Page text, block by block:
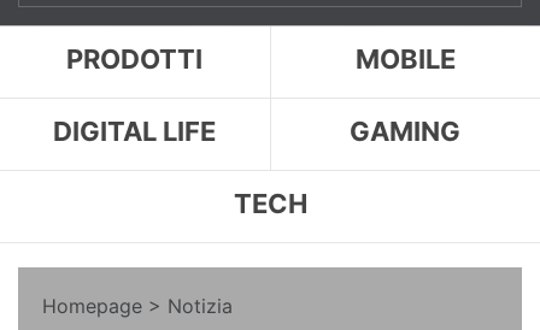
PRODOTTI MOBILE
DIGITAL LIFE GAMING
TECH
Homepage > Notizia